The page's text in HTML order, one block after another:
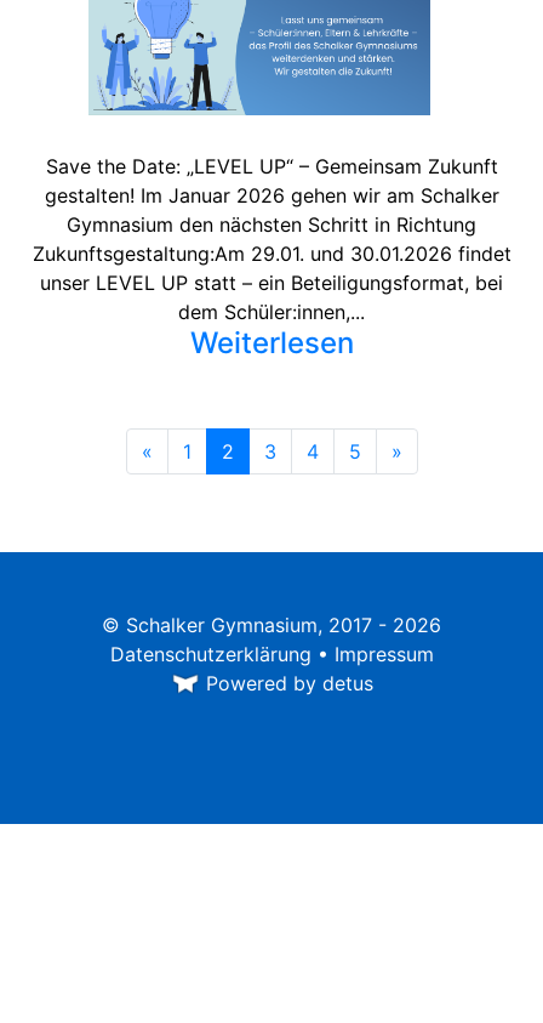
Save the Date: „LEVEL UP“ – Gemeinsam Zukunft
gestalten! Im Januar 2026 gehen wir am Schalker
Gymnasium den nächsten Schritt in Richtung
Zukunftsgestaltung:Am 29.01. und 30.01.2026 findet
unser LEVEL UP statt – ein Beteiligungsformat, bei
dem Schüler:innen,...
Weiterlesen
« Zurück
1 2 3 4 5 »
© Schalker Gymnasium, 2017 - 2026
Datenschutzerklärung • Impressum
Powered by detus